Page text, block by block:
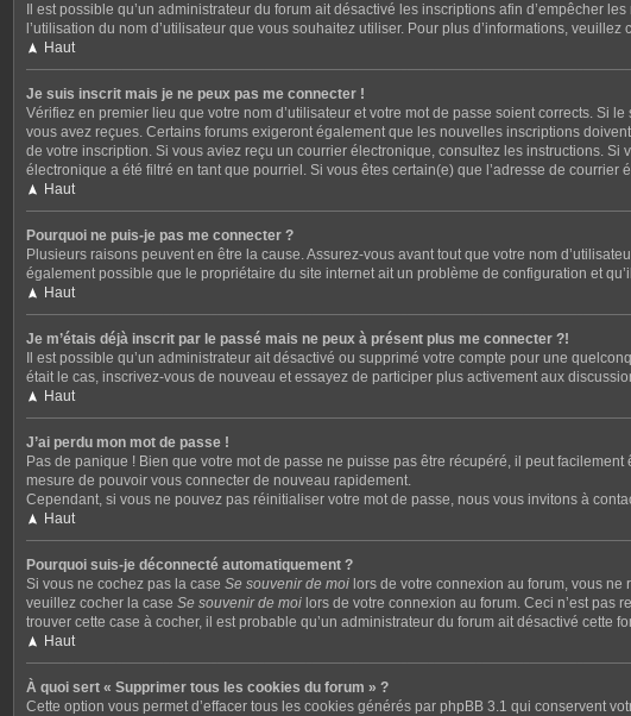
Il est possible qu’un administrateur du forum ait désactivé les inscriptions afin d’empêcher
l’utilisation du nom d’utilisateur que vous souhaitez utiliser. Pour plus d’informations,
Haut
Je suis inscrit mais je ne peux pas me connecter !
Vérifiez en premier lieu que votre nom d’utilisateur et votre mot de passe soient corrects. Si
vous avez reçues. Certains forums exigeront également que les nouvelles inscriptions
de votre inscription. Si vous aviez reçu un courrier électronique, consultez les instructions.
électronique a été filtré en tant que pourriel. Si vous êtes certain(e) que l’adresse de
Haut
Pourquoi ne puis-je pas me connecter ?
Plusieurs raisons peuvent en être la cause. Assurez-vous avant tout que votre nom
également possible que le propriétaire du site internet ait un problème de configuration et
Haut
Je m’étais déjà inscrit par le passé mais ne peux à présent plus me connecter ?!
Il est possible qu’un administrateur ait désactivé ou supprimé votre compte pour une
était le cas, inscrivez-vous de nouveau et essayez de participer plus activement aux
Haut
J’ai perdu mon mot de passe !
Pas de panique ! Bien que votre mot de passe ne puisse pas être récupéré, il peut
mesure de pouvoir vous connecter de nouveau rapidement.
Cependant, si vous ne pouvez pas réinitialiser votre mot de passe, nous vous invitons à
Haut
Pourquoi suis-je déconnecté automatiquement ?
Si vous ne cochez pas la case Se souvenir de moi lors de votre connexion au forum, vous
veuillez cocher la case Se souvenir de moi lors de votre connexion au forum. Ceci n’est pas
trouver cette case à cocher, il est probable qu’un administrateur du forum ait désactivé cette
Haut
À quoi sert « Supprimer tous les cookies du forum » ?
Cette option vous permet d’effacer tous les cookies générés par phpBB 3.1 qui conservent